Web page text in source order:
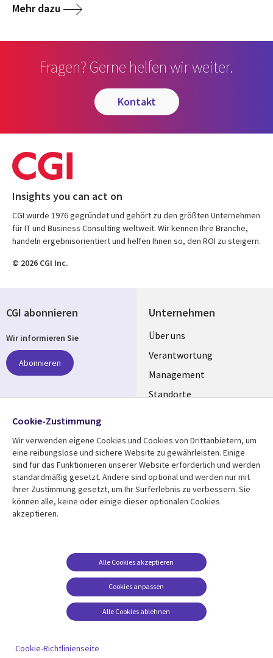
Mehr dazu
Fragen? Gerne helfen wir weiter.
kontakt
Insights you can act on
CGI wurde 1976 gegründet und gehört zu den größten Unternehmen
für IT und Business Consulting weltweit. Wir kennen Ihre Branche,
handeln ergebnisorientiert und helfen Ihnen so, den ROI zu steigern.
© 2026 CGI Inc.
Unternehmen
Useful
links
GERMANY
Über uns
Verantwortung
Management
Standorte
Mediathek
Library
GERMANY
Aktuelles
Rechtliches
Beschwerden/Hinweise
Compliance
Datenschutz
Impressum
CGI abonnieren
Wir informieren Sie
Abonnieren
Folgen Sie uns
Social
Media
GERMANY
Cookie-Zustimmung
Wir verwenden eigene Cookies und Cookies von Drittanbietern, um
eine reibungslose und sichere Website zu gewährleisten. Einige
sind für das Funktionieren unserer Website erforderlich und werden
standardmäßig gesetzt. Andere sind optional und werden nur mit
Ihrer Zustimmung gesetzt, um Ihr Surferlebnis zu verbessern. Sie
können alle, keine oder einige dieser optionalen Cookies
akzeptieren.
Cookies anpassen
Alle Cookies akzeptieren
Alle Cookies ablehnen
Cookie-Richtlinienseite